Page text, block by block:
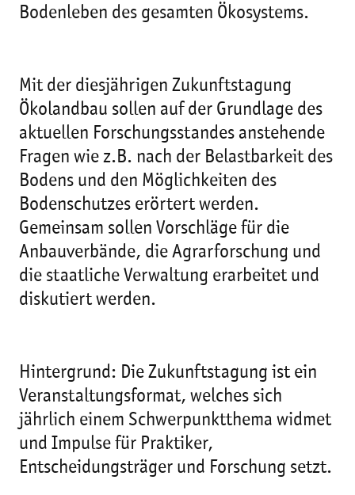
Bodenleben des gesamten Ökosystems.
Mit der diesjährigen Zukunftstagung
Ökolandbau sollen auf der Grundlage des
aktuellen Forschungsstandes anstehende
Fragen wie z.B. nach der Belastbarkeit des
Bodens und den Möglichkeiten des
Bodenschutzes erörtert werden.
Gemeinsam sollen Vorschläge für die
Anbauverbände, die Agrarforschung und
die staatliche Verwaltung erarbeitet und
diskutiert werden.
Hintergrund: Die Zukunftstagung ist ein
Veranstaltungsformat, welches sich
jährlich einem Schwerpunktthema widmet
und Impulse für Praktiker,
Entscheidungsträger und Forschung setzt.